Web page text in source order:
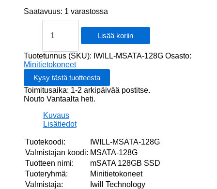
Saatavuus: 1 varastossa
mSATA
määrä
Lisää koriin
Tuotetunnus (SKU): IWILL-MSATA-128G Osasto:
Minitietokoneet
Toimitusaika: 1-2 arkipäivää postitse.
Nouto Vantaalta heti.
Kuvaus
Lisätiedot
Tuotekoodi:
IWILL-MSATA-128G
Valmistajan koodi: MSATA-128G
Tuotteen nimi:
mSATA 128GB SSD
Tuoteryhmä:
Minitietokoneet
Valmistaja:
Iwill Technology